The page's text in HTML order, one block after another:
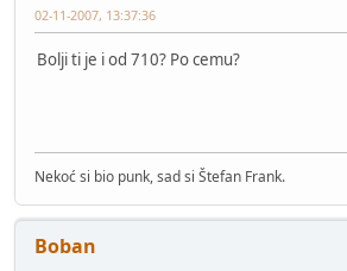
02-11-2007, 13:37:36
Bolji ti je i od 710? Po cemu?
Nekoć si bio punk, sad si Štefan Frank.
Boban